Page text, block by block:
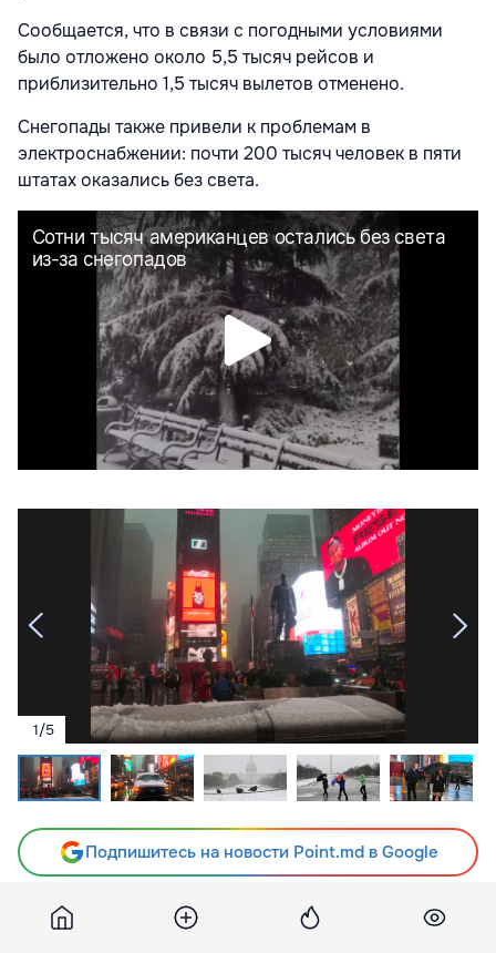
Сообщается, что в связи с погодными условиями
было отложено около 5,5 тысяч рейсов и
приблизительно 1,5 тысяч вылетов отменено.
Снегопады также привели к проблемам в
электроснабжении: почти 200 тысяч человек в пяти
штатах оказались без света.
1/5
Подпишитесь на новости Point.md в Google
Источник